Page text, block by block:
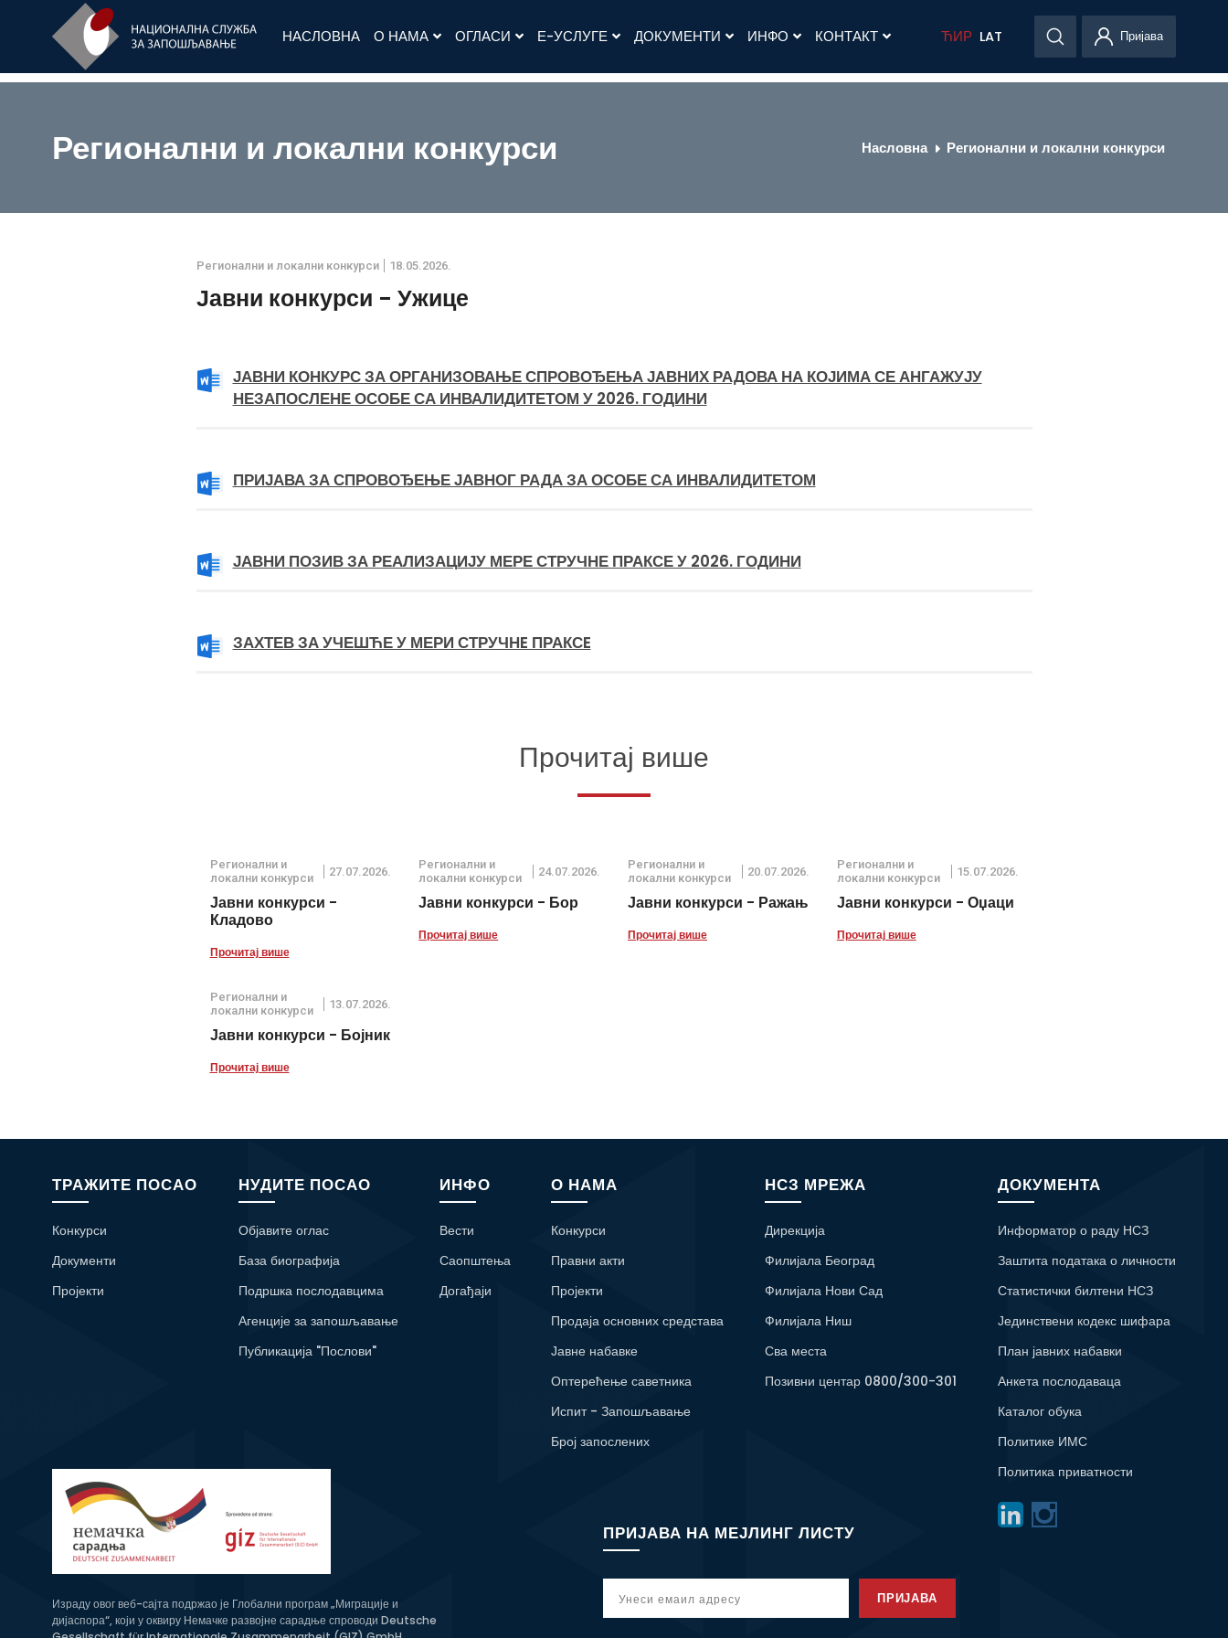
НАСЛОВНА О НАМА ОГЛАСИ Е-УСЛУГЕ ДОКУМЕНТИ ИНФО КОНТАКТ ЋИР LAT Пријава
Регионални и локални конкурси Насловна Регионални и локални конкурси
Регионални и локални конкурси 18.05.2026.
Јавни конкурси - Ужице
ЈАВНИ КОНКУРС ЗА ОРГАНИЗОВАЊЕ СПРОВОЂЕЊА ЈАВНИХ РАДОВА НА КОЈИМА СЕ АНГАЖУЈУ
НЕЗАПОСЛЕНЕ ОСОБЕ СА ИНВАЛИДИТЕТОМ У 2026. ГОДИНИ
ПРИЈАВА ЗА СПРОВОЂЕЊЕ ЈАВНОГ РАДА ЗА ОСОБЕ СА ИНВАЛИДИТЕТОМ
ЈАВНИ ПОЗИВ ЗА РЕАЛИЗАЦИЈУ МЕРЕ СТРУЧНЕ ПРАКСЕ У 2026. ГОДИНИ
ЗАХТЕВ ЗА УЧЕШЋЕ У МЕРИ СТРУЧНE ПРАКСE
Прочитај више
Регионални и
локални конкурси
27.07.2026.
Јавни конкурси -
Кладово
Прочитај више
Регионални и
локални конкурси
24.07.2026.
Јавни конкурси - Бор
Прочитај више
Регионални и
локални конкурси
20.07.2026.
Јавни конкурси - Ражањ
Прочитај више
Регионални и
локални конкурси
15.07.2026.
Јавни конкурси - Оџаци
Прочитај више
Регионални и
локални конкурси
13.07.2026.
Јавни конкурси - Бојник
Прочитај више
ТРАЖИТЕ ПОСАО
Конкурси
Документи
Пројекти
НУДИТЕ ПОСАО
Објавите оглас
База биографија
Подршка послодавцима
Агенције за запошљавање
Публикација "Послови"
ИНФО
Вести
Саопштења
Догађаји
О НАМА
Конкурси
Правни акти
Пројекти
Продаја основних средстава
Јавне набавке
Оптерећење саветника
Испит - Запошљавање
Број запослених
НСЗ МРЕЖА
Дирекција
Филијала Београд
Филијала Нови Сад
Филијала Ниш
Сва места
Позивни центар 0800/300-301
ДОКУМЕНТА
Информатор о раду НСЗ
Заштита података о личности
Статистички билтени НСЗ
Јединствени кодекс шифара
План јавних набавки
Анкета послодаваца
Каталог обука
Политике ИМС
Политика приватности
Израду овог веб-сајта подржао је Глобални програм „Миграције и
дијаспора“, који у оквиру Немачке развојне сарадње спроводи Deutsche
ПРИЈАВА НА МЕЈЛИНГ ЛИСТУ
ПРИЈАВА